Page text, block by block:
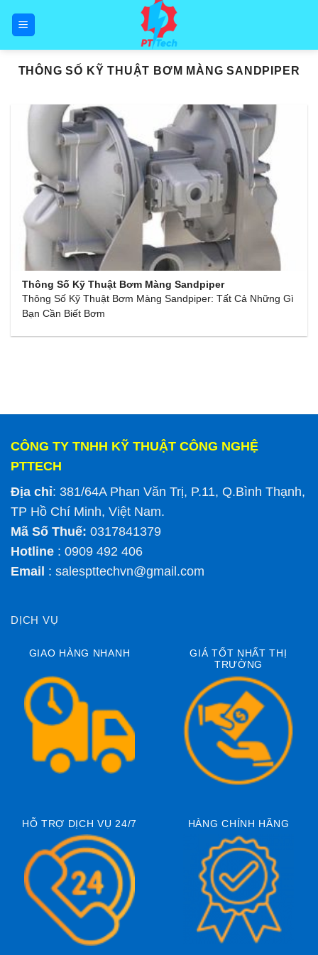
THÔNG SỐ KỸ THUẬT BƠM MÀNG SANDPIPER
Thông Số Kỹ Thuật Bơm Màng Sandpiper
Thông Số Kỹ Thuật Bơm Màng Sandpiper: Tất Cả Những Gì
Bạn Cần Biết Bơm
CÔNG TY TNHH KỸ THUẬT CÔNG NGHỆ
PTTECH
Địa chỉ: 381/64A Phan Văn Trị, P.11, Q.Bình Thạnh,
TP Hồ Chí Minh, Việt Nam.
Mã Số Thuế: 0317841379
Hotline : 0909 492 406
Email : salespttechvn@gmail.com
DỊCH VỤ
GIAO HÀNG NHANH
GIÁ TỐT NHẤT THỊ
TRƯỜNG
HỖ TRỢ DỊCH VỤ 24/7 HÀNG CHÍNH HÃNG